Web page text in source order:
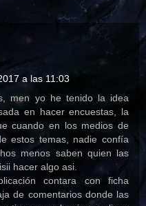
a las 11:03
men yo he tenido la idea
en hacer encuestas, la
cuando en los medios de
estos temas, nadie confía
menos saben quien las
hacer algo asi.
contara con ficha
de comentarios donde las